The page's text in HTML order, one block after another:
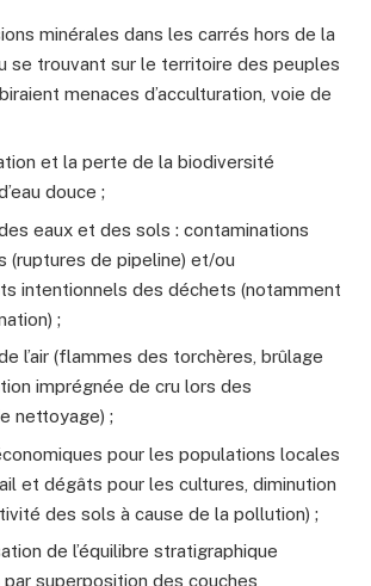
minérales dans les carrés hors de la
se trouvant sur le territoire des peuples
menaces d’acculturation, voie de
et la perte de la biodiversité
douce ;
eaux et des sols : contaminations
(ruptures de pipeline) et/ou
intentionnels des déchets (notamment
;
l’air (flammes des torchères, brûlage
imprégnée de cru lors des
nettoyage) ;
pour les populations locales
et dégâts pour les cultures, diminution
des sols à cause de la pollution) ;
de l’équilibre stratigraphique
superposition des couches